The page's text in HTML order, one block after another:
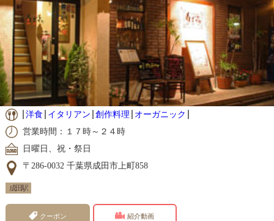
洋食 イタリアン 創作料理
オーガニック
営業時間：１７時～２４時
日曜日、祝・祭日
〒286-0032 千葉県成田市上町858
成田駅
クーポン 紹介動画